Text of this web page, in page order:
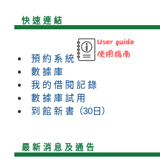
快 速 連 結
預 約 系 統
數 據 庫
我 的 借 閱 記 錄
數 據 庫 試 用
到 館 新 書（30日）
最 新 消 息 及 通 告